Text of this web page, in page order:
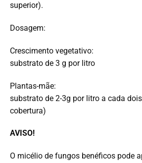
superior).
Dosagem:
Crescimento vegetativo:
substrato de 3 g por litro
Plantas-mãe:
substrato de 2-3g por litro a cada
cobertura)
AVISO!
O micélio de fungos benéficos pode